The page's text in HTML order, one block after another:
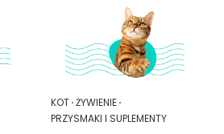
KOT ŻYWIENIE
PRZYSMAKI I SUPLEMENTY